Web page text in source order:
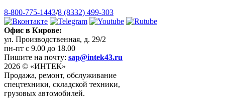
8-800-775-1443/8 (8332) 499-303
Офис в Кирове:
ул. Производственная, д. 29/2
пн-пт с 9.00 до 18.00
Пишите на почту: sap@intek43.ru
2026 © «ИНТЕК»
Продажа, ремонт, обслуживание
спецтехники, складской техники,
грузовых автомобилей.